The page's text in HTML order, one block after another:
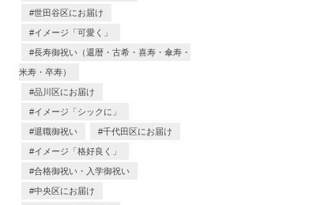
世田谷区にお届け
イメージ「可愛く」
長寿御祝い（還暦・古希・喜寿・傘寿・
米寿・卒寿）
品川区にお届け
イメージ「シックに」
退職御祝い 千代田区にお届け
イメージ「格好良く」
合格御祝い・入学御祝い
中央区にお届け